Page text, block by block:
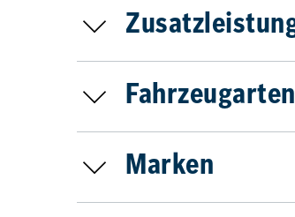
Fahrzeugarten
Marken